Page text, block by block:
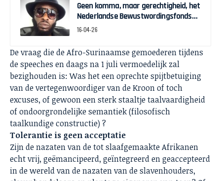
Geen komma, maar gerechtigheid, het
Nederlandse Bewustwordingsfonds
en de strijd om zeggenschap
16-04-26
De vraag die de Afro-Surinaamse gemoederen tijdens
de speeches en daags na 1 juli vermoedelijk zal
bezighouden is: Was het een oprechte spijtbetuiging
van de vertegenwoordiger van de Kroon of toch
excuses, of gewoon een sterk staaltje taalvaardigheid
of ondoorgrondelijke semantiek (filosofisch
taalkundige constructie) ?
Tolerantie is geen acceptatie
Zijn de nazaten van de tot slaafgemaakte Afrikanen
echt vrij, geëmancipeerd, geïntegreerd en geaccepteerd
in de wereld van de nazaten van de slavenhouders,